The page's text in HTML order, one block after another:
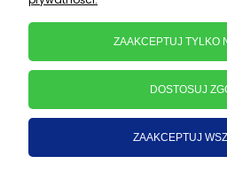
ZAAKCEPTUJ TYLKO
DOSTOSUJ
ZAAKCEPTUJ